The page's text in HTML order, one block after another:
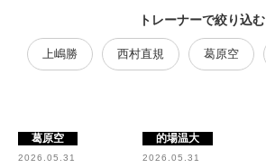
トレーナーで絞り込む
上嶋勝 西村直規 葛原空
葛原空
2026.05.31
的場温大
2026.05.31